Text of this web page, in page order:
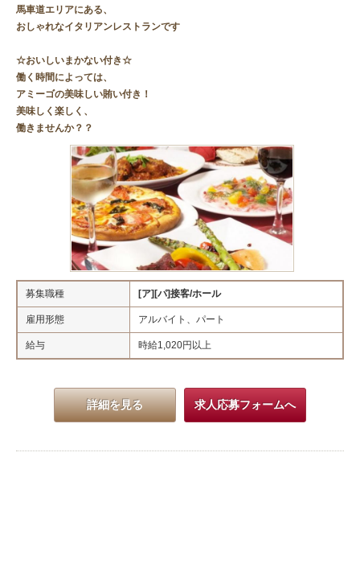
馬車道エリアにある、
おしゃれなイタリアンレストランです
☆おいしいまかない付き☆
働く時間によっては、
アミーゴの美味しい賄い付き！
美味しく楽しく、
働きませんか？？
募集職種 [ア][パ]接客/ホール
雇用形態 アルバイト、パート
給与 時給1,020円以上
詳細を見る 求人応募フォームへ